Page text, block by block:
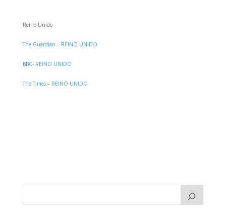
Reino Unido
The Guardian – REINO UNIDO
BBC- REINO UNIDO
The Times – REINO UNIDO